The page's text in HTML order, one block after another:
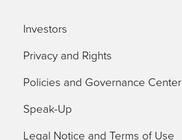
Investors
Privacy and Rights
Policies and Governance Center
Speak-Up
Legal Notice and Terms of Use